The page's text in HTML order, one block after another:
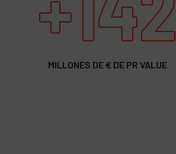
MILLONES DE € DE PR VALUE